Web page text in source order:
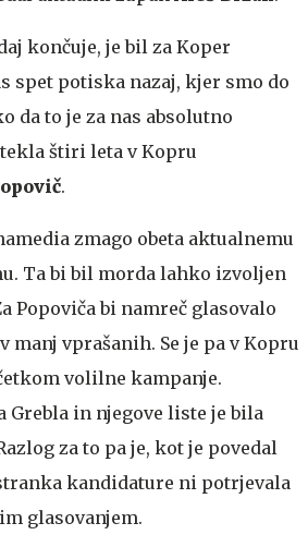
končuje, je bil za Koper
spet potiska nazaj, kjer smo do
da to je za nas absolutno
štiri leta v Kopru
.
zmago obeta aktualnemu
Ta bi bil morda lahko izvoljen
Popoviča bi namreč glasovalo
manj vprašanih. Se je pa v Kopru
volilne kampanje.
Grebla in njegove liste je bila
za to pa je, kot je povedal
kandidature ni potrjevala
glasovanjem.